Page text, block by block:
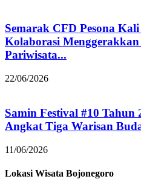
Semarak CFD Pesona
Kolaborasi
Pariwisata...
22/06/2026
Samin Festival #10 Tahun
Angkat Tiga Warisan
11/06/2026
Lokasi Wisata Bojonegoro